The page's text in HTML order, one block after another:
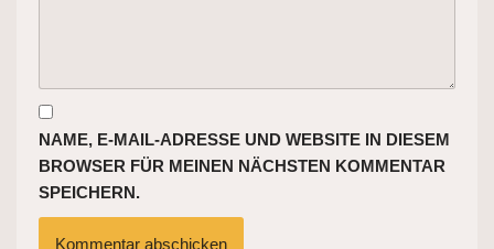
NAME, E-MAIL-ADRESSE UND WEBSITE IN DIESEM
BROWSER FÜR MEINEN NÄCHSTEN KOMMENTAR
SPEICHERN.